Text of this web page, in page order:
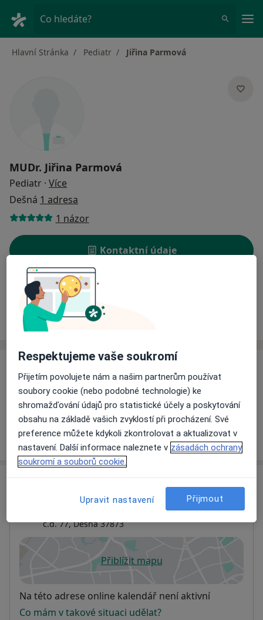
Co hledáte?
Hlavní Stránka Pediatr Jiřina Parmová
MUDr. Jiřina Parmová
Pediatr · Více
Dešná 1 adresa
1 názor
Kontaktní údaje
Rezervovat termín
Ceník Adresy
Informace o službách a cenách nejsou k dispozici
Tento specialista ještě nepřidával žádné informace o
svých službách.
Praktický lékař pro děti a dorost
č.d. 77,Dešná 37873
Přiblížit mapuse otevře v nové záložce
Dostupnost
Na této adrese online kalendář není aktivní
Co mám v takové situaci udělat?
Respektujeme vaše soukromí
Přijetím povolujete nám a našim partnerům používat
soubory cookie (nebo podobné technologie) ke
shromažďování údajů pro statistické účely a poskytování
obsahu na základě vašich zvyklostí při procházení. Své
preference můžete kdykoli zkontrolovat a aktualizovat v
nastavení. Další informace naleznete v zásadách ochrany
soukromí a souborů cookie.
Upravit nastavení Přijmout